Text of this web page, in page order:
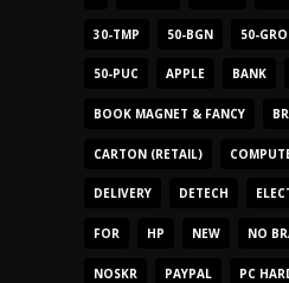
30-TMP 50-BGN 50-GRO
50-PUC APPLE BANK
BOOK MAGNET & FANCY
CARTON (RETAIL)
DELIVERY DETECH
FOR HP NEW NO
NOSKR PAYPAL PC